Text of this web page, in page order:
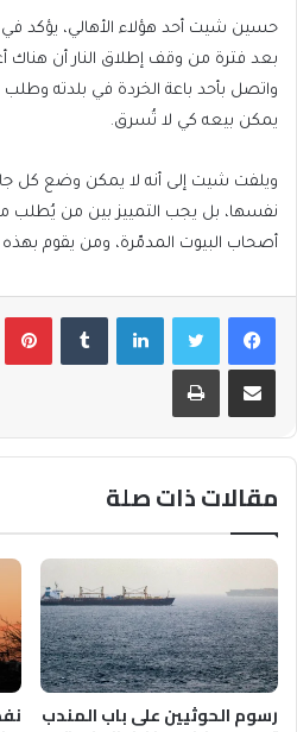
حسين شيت أحد هؤلاء الأهالي، يؤكد في
بعد فترة من وقف إطلاق النار أن هناك
واتصل بأحد باعة الخردة في بلدته
يمكن بيعه كي لا تُسرق.
ويلفت شيت إلى أنه لا يمكن وضع كل
نفسها، بل يجب التمييز بين من يُطلب
أصحاب البيوت المدمّرة، ومن يقوم بهذه
فيسبوكتويتر لينكدإن
مشاركة عبر البريد طباعة
مقالات ذات صلة
رسوم الحوثيين على باب المندب